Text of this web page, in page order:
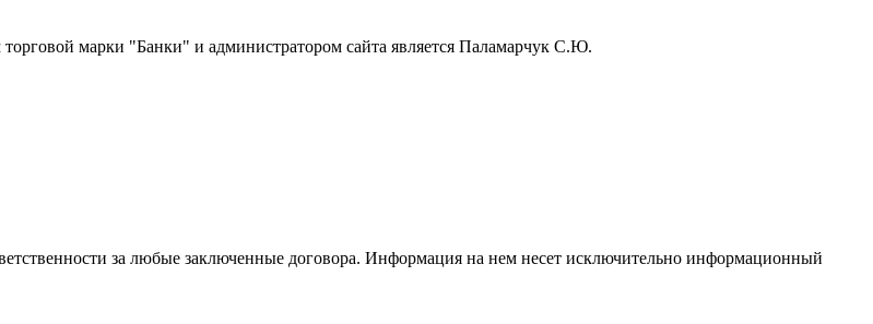
марки "Банки" и администратором сайта является Паламарчук С.Ю.
за любые заключенные договора. Информация на нем несет исключительно информационный